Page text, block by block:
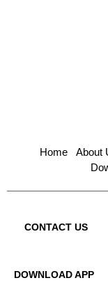
Home About
CONTACT US
DOWNLOAD APP